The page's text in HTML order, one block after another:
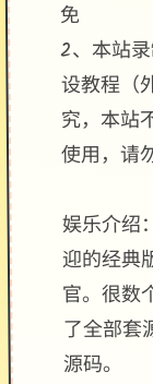
免
2、本站
设教程（
究，本站
使用，请
娱乐介绍
迎的经典
官。很数
了全部套
源码。